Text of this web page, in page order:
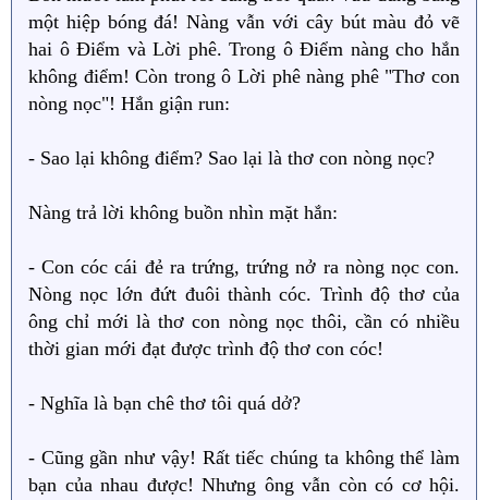
một hiệp bóng đá! Nàng vẫn với cây bút màu đỏ vẽ
hai ô Điểm và Lời phê. Trong ô Điểm nàng cho hắn
không điểm! Còn trong ô Lời phê nàng phê "Thơ con
nòng nọc"! Hắn giận run:
- Sao lại không điểm? Sao lại là thơ con nòng nọc?
Nàng trả lời không buồn nhìn mặt hắn:
- Con cóc cái đẻ ra trứng, trứng nở ra nòng nọc con.
Nòng nọc lớn đứt đuôi thành cóc. Trình độ thơ của
ông chỉ mới là thơ con nòng nọc thôi, cần có nhiều
thời gian mới đạt được trình độ thơ con cóc!
- Nghĩa là bạn chê thơ tôi quá dở?
- Cũng gần như vậy! Rất tiếc chúng ta không thể làm
bạn của nhau được! Nhưng ông vẫn còn có cơ hội.